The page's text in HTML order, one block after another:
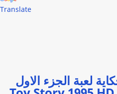
Translate
لعبة الجزء الاول